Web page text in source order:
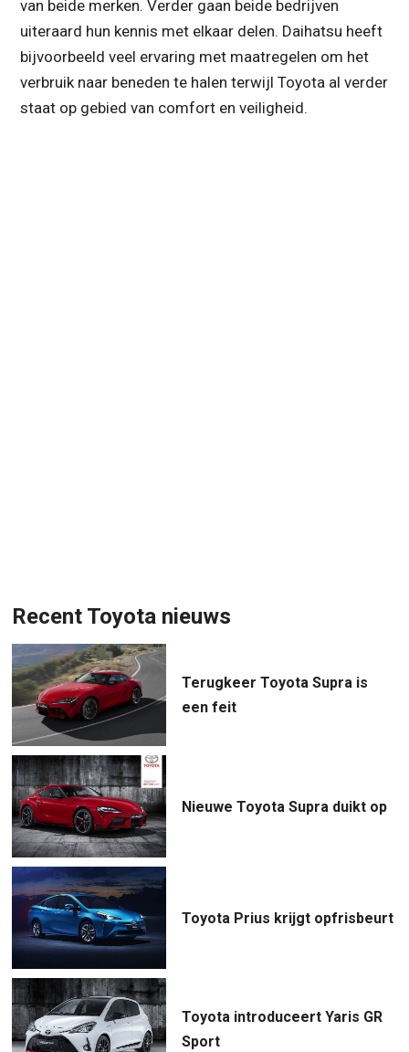
van beide merken. Verder gaan beide bedrijven
uiteraard hun kennis met elkaar delen. Daihatsu heeft
bijvoorbeeld veel ervaring met maatregelen om het
verbruik naar beneden te halen terwijl Toyota al verder
staat op gebied van comfort en veiligheid.
Recent Toyota nieuws
Terugkeer Toyota Supra is
een feit
Nieuwe Toyota Supra duikt op
Toyota Prius krijgt opfrisbeurt
Toyota introduceert Yaris GR
Sport